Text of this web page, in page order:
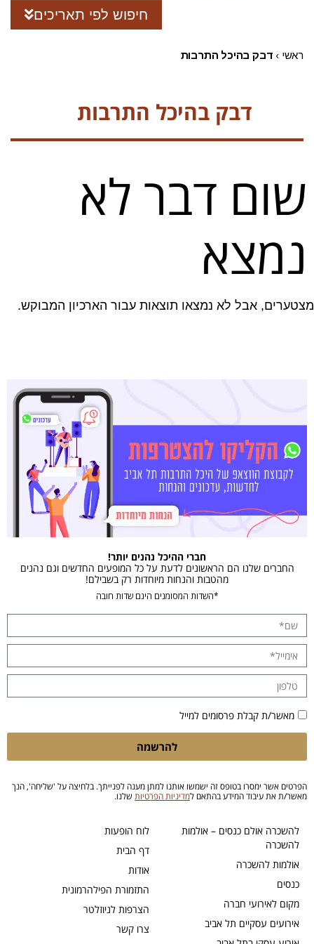
חיפוש לפי תאריכים
ראשי › דבק בהיכל התרבות
דבק בהיכל התרבות
שום דבר לא
נמצא
מצטערים, אבל לא נמצאו תוצאות עבור הארכיון המבוקש.
לוח הופעות
דף הבית
אודות
התזמורת הפילהרמונית
הצרפות לניוזלטר
צרו קשר
להשכרה אולם כנסים – אולמות
להשכרה
אולמות להשכרה
כנסים
מקום לאירועי חברה
אירועים עסקיים תל אביב
חברי ההיכל נהנים יותר!
החברים שלנו הם הראשונים לדעת על כל המופעים החדשים וגם נהנים
מהטבות והנחות מיוחדות רק בשבילם!
*השדות המסומנים הינם שדות חובה
מאשר/ת קבלת פרסומים למייל
להרשמה
הפרטים אשר ימסרו בטופס זה ישמשו אותנו למתן מענה לפנייתך. בלחיצה על 'שליחה', הנך
מאשר/ת את עיבוד המידע בהתאם למדיניות הפרטיות שלנו.